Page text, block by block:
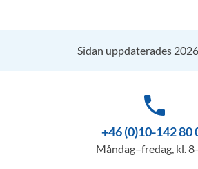
Sidan uppdaterades
phone
+46 (0)10-142 80
Måndag–fredag, kl.